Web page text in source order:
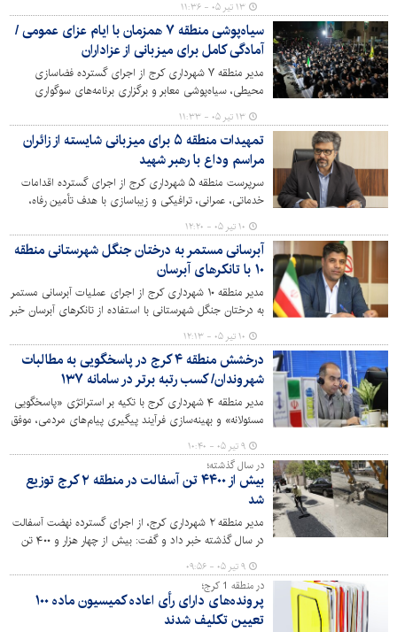
مناطق شهرداری کرج شد.
۱۳ تیر ۰۵ - ۱۱:۳۶
سیاه‌پوشی منطقه ۷ همزمان با ایام عزای عمومی /
آمادگی کامل برای میزبانی از عزاداران
مدیر منطقه ۷ شهرداری کرج از اجرای گسترده فضاسازی
محیطی، سیاه‌پوشی معابر و برگزاری برنامه‌های سوگواری
همزمان با ایام عزای عمومی خبر داد و گفت: تمامی
ظرفیت‌های منطقه برای حفظ شأن این ایام و خدمت‌رسانی به
عزاداران و زائران بسیج شده است.
۱۳ تیر ۰۵ - ۱۱:۳۳
تمهیدات منطقه ۵ برای میزبانی شایسته از زائران
مراسم وداع با رهبر شهید
سرپرست منطقه ۵ شهرداری کرج از اجرای گسترده اقدامات
خدماتی، عمرانی، ترافیکی و زیباسازی با هدف تأمین رفاه،
ایمنی و آرامش زائران در محدوده و مسیرهای منتهی به
ایستگاه متروی گلشهر و بوستان‌های سطح منطقه خبر داد.
۱۰ تیر ۰۵ - ۱۲:۲۰
آبرسانی مستمر به درختان جنگل شهرستانی منطقه
۱۰ با تانکرهای آبرسان
مدیر منطقه ۱۰ شهرداری کرج از اجرای عملیات آبرسانی مستمر
به درختان جنگل شهرستانی با استفاده از تانکرهای آبرسان خبر
داد و گفت: این اقدام با هدف حفظ و نگهداری درختان
کهنسال و جلوگیری از خسارت ناشی از قطع حق‌آبه نهر سرجوب
در حال انجام است.
۱۰ تیر ۰۵ - ۱۲:۱۳
درخشش منطقه ۴ کرج در پاسخگویی به مطالبات
شهروندان/ کسب رتبه برتر در سامانه ۱۳۷
مدیر منطقه ۴ شهرداری کرج با تکیه بر استراتژی «پاسخگویی
مسئولانه» و بهینه‌سازی فرآیند پیگیری پیام‌های مردمی، موفق
دستاورد در سایه کاهش چشمگیر پیام‌های برگشتی و افزایش
سرعت در رفع مشکلات شهری حاصل شده است.
۹ تیر ۰۵ - ۱۰:۴۰
در سال گذشته؛
بیش از ۴۴۰۰ تن آسفالت در منطقه ۲ کرج توزیع
شد
مدیر منطقه ۲ شهرداری کرج، از اجرای گسترده نهضت آسفالت
در سال گذشته خبر داد و گفت: بیش از چهار هزار و ۴۰۰ تن
آسفالت مکانیزه در معابر سطح منطقه اجرا شد که این اقدام
نقش مؤثری در ارتقای کیفیت معابر، افزایش ایمنی تردد و
بهبود خدمات‌رسانی به شهروندان داشته است.
۹ تیر ۰۵ - ۰۹:۵۶
در منطقه 1 کرج؛
پرونده‌های دارای رأی اعاده کمیسیون ماده ۱۰۰
تعیین تکلیف شدند